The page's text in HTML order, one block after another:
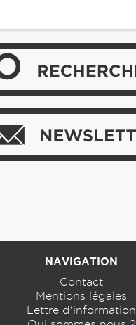
NAVIGATION
Contact
Mentions légales
Lettre d'information